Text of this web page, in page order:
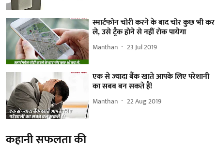
स्मार्टफोन चोरी करने के बाद चोर कुछ भी कर
ले, उसे ट्रैक होने से नहीं रोक पायेगा
Manthan 23 Jul 2019
एक से ज्यादा बैंक खाते आपके लिए परेशानी
का सबब बन सकते हैं!
Manthan 22 Aug 2019
कहानी सफलता की